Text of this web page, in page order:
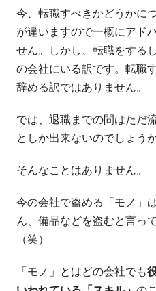
今、転職すべきかどうかに
が違いますので一概にアド
せん。しかし、転職をする
の会社にいる訳です。転職
辞める訳ではありません。
では、退職までの間はただ
としか出来ないのでしょう
そんなことはありません。
今の会社で盗める「モノ」
ん、備品などを盗むと言っ
（笑）
「モノ」とはどの会社でも